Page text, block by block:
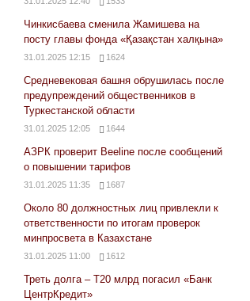
Чинкисбаева сменила Жамишева на
посту главы фонда «Қазақстан халқына»
31.01.2025 12:15 1624
Средневековая башня обрушилась после
предупреждений общественников в
Туркестанской области
31.01.2025 12:05 1644
АЗРК проверит Beeline после сообщений
о повышении тарифов
31.01.2025 11:35 1687
Около 80 должностных лиц привлекли к
ответственности по итогам проверок
минпросвета в Казахстане
31.01.2025 11:00 1612
Треть долга – Т20 млрд погасил «Банк
ЦентрКредит»